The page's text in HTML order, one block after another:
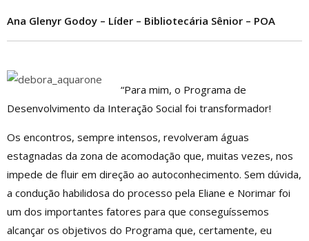
Ana Glenyr Godoy – Líder – Bibliotecária Sênior – POA
“Para mim, o Programa de
Desenvolvimento da Interação Social foi transformador!
Os encontros, sempre intensos, revolveram águas
estagnadas da zona de acomodação que, muitas vezes, nos
impede de fluir em direção ao autoconhecimento. Sem dúvida,
a condução habilidosa do processo pela Eliane e Norimar foi
um dos importantes fatores para que conseguíssemos
alcançar os objetivos do Programa que, certamente, eu